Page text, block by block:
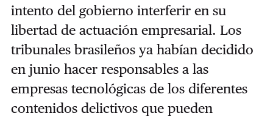
intento del gobierno interferir en su
libertad de actuación empresarial. Los
tribunales brasileños ya habían decidido
en junio hacer responsables a las
empresas tecnológicas de los diferentes
contenidos delictivos que pueden